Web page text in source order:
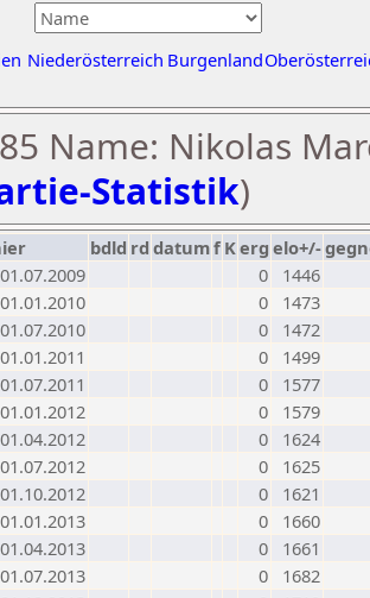
Niederösterreich Burgenland
Name: Nikolas
Statistik)
bdld rd datumf Kerg elo+/-
0
1446
0
1473
0
1472
0
1499
0
1577
0
1579
0
1624
0
1625
0
1621
0
1660
0
1661
0
1682